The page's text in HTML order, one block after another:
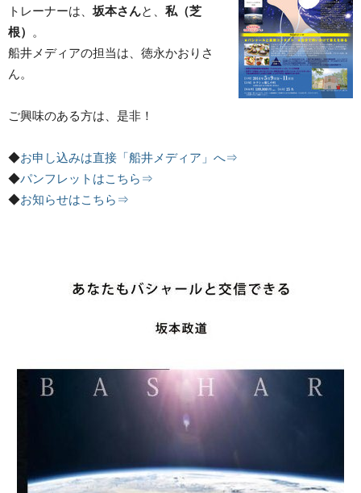
トレーナーは、坂本さんと、 私（芝
根） 。
船井メディアの担当は、徳永かおりさ
ん。
ご興味のある方は、是非！
◆お申し込みは直接「船井メディア」へ⇒
◆パンフレットはこちら⇒
◆お知らせはこちら⇒